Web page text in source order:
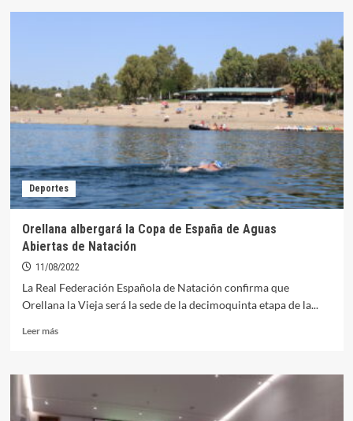
Cáceres
conciertos
en
honor
al
orellanense
Esteban
Sánchez
Deportes
Orellana albergará la Copa de España de Aguas
Abiertas de Natación
11/08/2022
La Real Federación Española de Natación confirma que
Orellana la Vieja será la sede de la decimoquinta etapa de la...
Leer másLeer
Orellana
Copa